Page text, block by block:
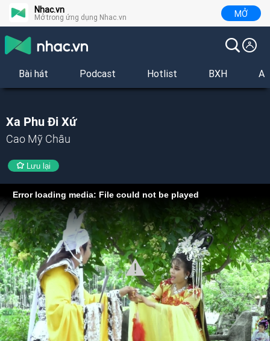
Nhac.vn
Mở trong ứng dụng Nhac.vn MỞ
Bài hát Podcast Hotlist BXH
Xa Phu Đi Xứ
Cao Mỹ Châu
Lưu lại
Error loading media: File could not be played